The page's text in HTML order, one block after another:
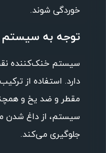
خوردگی شوند.
توجه به سیستم
سیستم خنک‌کننده
دارد. استفاده از
مقطر و ضد یخ و
سیستم، از داغ شدن
جلوگیری می‌کند.